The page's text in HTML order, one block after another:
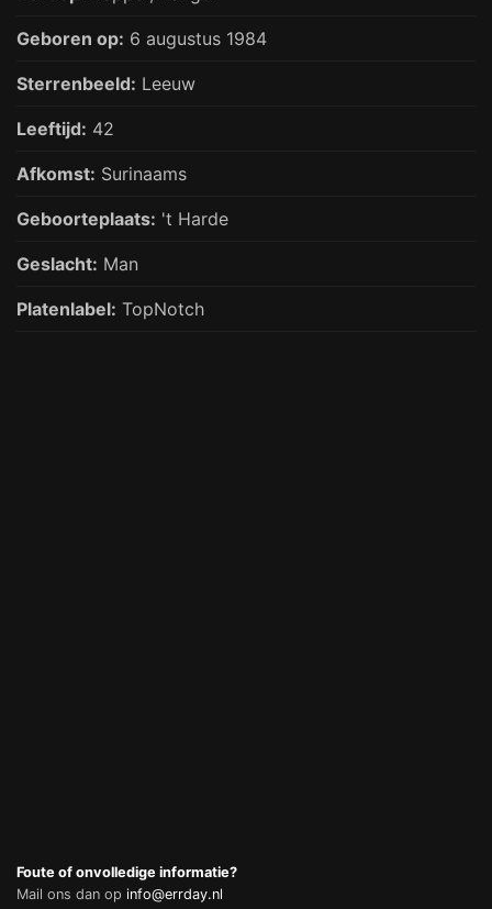
Geboren op: 6 augustus 1984
Sterrenbeeld: Leeuw
Leeftijd: 42
Afkomst: Surinaams
Geboorteplaats: 't Harde
Geslacht: Man
Platenlabel: TopNotch
Foute of onvolledige informatie?
Mail ons dan op info@errday.nl